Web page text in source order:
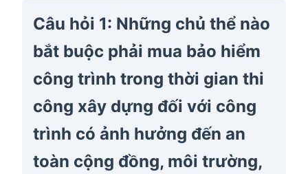
Câu hỏi 1: Những chủ thể nào
bắt buộc phải mua bảo hiểm
công trình trong thời gian thi
công xây dựng đối với công
trình có ảnh hưởng đến an
toàn cộng đồng, môi trường,